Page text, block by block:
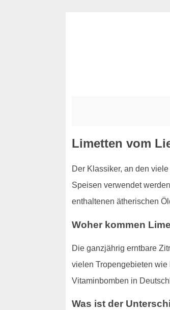
Limetten vom
Der Klassiker, an den
Speisen verwendet
enthaltenen ätherischen
Woher kommen
Die ganzjährig erntbare
vielen Tropengebieten
Vitaminbomben in
Was ist der